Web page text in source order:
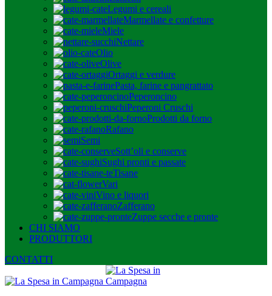
Legumi e cereali
Marmellate e confetture
Miele
Nettare
Olio
Olive
Ortaggi e verdure
Pasta, farine e pangrattato
Peperoncino
Peperoni Cruschi
Prodotti da forno
Rafano
Semi
Sott’oli e conserve
Sughi pronti e passate
Tisane
Vari
Vino e liquori
Zafferano
Zuppe secche e pronte
CHI SIAMO
PRODUTTORI
CONTATTI